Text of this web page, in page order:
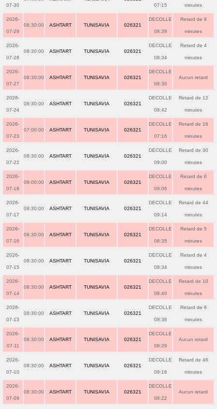
07-30 07:15 minutes
2026-
07-29
08:30:00 ASHTART TUNISAVIA 026321
DECOLLE
08:39
Retard de 9
minutes
2026-
07-28
08:30:00 ASHTART TUNISAVIA 026321
DECOLLE
08:34
Retard de 4
minutes
2026-
07-27
08:30:00 ASHTART TUNISAVIA 026321
DECOLLE
08:30
Aucun retard
2026-
07-24
08:30:00 ASHTART TUNISAVIA 026321
DECOLLE
08:42
Retard de 12
minutes
2026-
07-23
07:00:00 ASHTART TUNISAVIA 026321
DECOLLE
07:16
Retard de 16
minutes
2026-
07-22
08:30:00 ASHTART TUNISAVIA 026321
DECOLLE
09:00
Retard de 30
minutes
2026-
07-18
09:00:00 ASHTART TUNISAVIA 026321
DECOLLE
09:06
Retard de 6
minutes
2026-
07-17
08:30:00 ASHTART TUNISAVIA 026321
DECOLLE
09:14
Retard de 44
minutes
2026-
07-16
08:30:00 ASHTART TUNISAVIA 026321
DECOLLE
08:35
Retard de 5
minutes
2026-
07-15
08:30:00 ASHTART TUNISAVIA 026321
DECOLLE
08:34
Retard de 4
minutes
2026-
07-14
08:30:00 ASHTART TUNISAVIA 026321
DECOLLE
08:40
Retard de 10
minutes
2026-
07-13
08:30:00 ASHTART TUNISAVIA 026321
DECOLLE
08:36
Retard de 6
minutes
2026-
07-11
08:30:00 ASHTART TUNISAVIA 026321
DECOLLE
08:29
Aucun retard
2026-
07-10
08:30:00 ASHTART TUNISAVIA 026321
DECOLLE
09:16
Retard de 46
minutes
2026-
07-09
08:30:00 ASHTART TUNISAVIA 026321
DECOLLE
08:22
Aucun retard